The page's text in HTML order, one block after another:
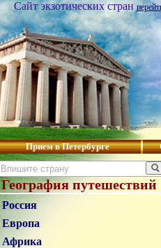
Сайт экзотических стран
Прием в Петербурге
География путешествий
Россия
Европа
Африка